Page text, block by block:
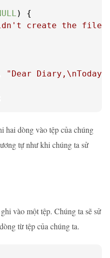
create the
"Dear
hai dòng vào tệp của chúng
tự như khi chúng ta sử
vào một tệp. Chúng ta sẽ sử
từ tệp của chúng ta.